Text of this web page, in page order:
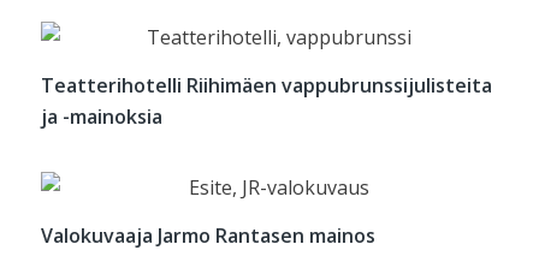
Teatterihotelli Riihimäen vappubrunssijulisteita
ja -mainoksia
Valokuvaaja Jarmo Rantasen mainos